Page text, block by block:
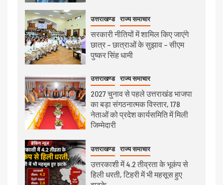
उत्तराखण्ड राज्य समाचार
सरकारी नीतियों में शामिल किए जाएंगे
छात्र – छात्राओं के सुझाव – सीएम
पुष्कर सिंह धामी
उत्तराखण्ड राज्य समाचार
2027 चुनाव से पहले उत्तराखंड भाजपा
का बड़ा संगठनात्मक विस्तार, 178
नेताओं को प्रदेश कार्यसमिति में मिली
जिम्मेदारी
उत्तराखण्ड राज्य समाचार
उत्तरकाशी में 4.2 तीव्रता के भूकंप से
हिली धरती, टिहरी में भी महसूस हुए